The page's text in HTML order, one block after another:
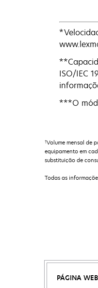
ISO/IEC
***O
†Volume mensal de
equipamento em
substituição de
Todas as
PÁGINA WEB